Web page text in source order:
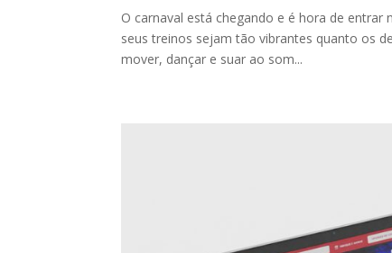
O carnaval está chegando e é hora de entrar
seus treinos sejam tão vibrantes quanto os
mover, dançar e suar ao som...